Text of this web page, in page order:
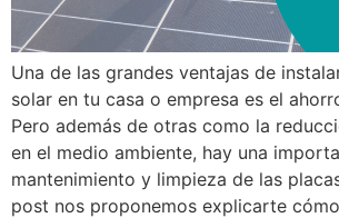
Una de las grandes ventajas de
solar en tu casa o empresa es el
Pero además de otras como la
en el medio ambiente, hay una
mantenimiento y limpieza de las
post nos proponemos explicarte